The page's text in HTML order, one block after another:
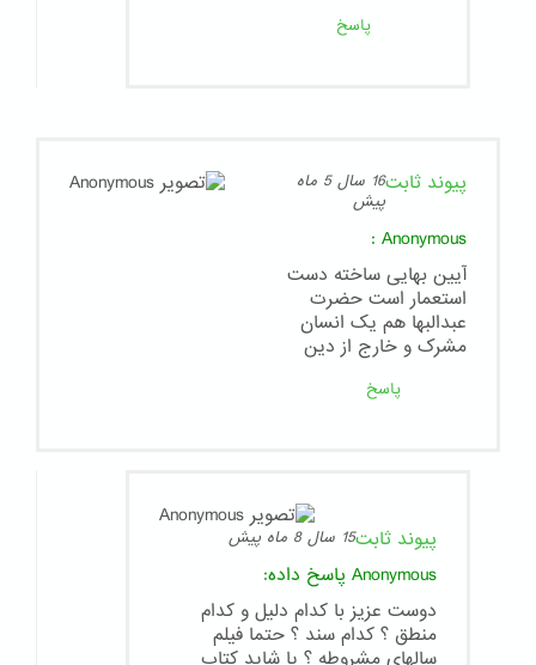
پاسخ
پیوند ثابت
16 سال 5 ماه
پیش
Anonymous
:
آیین بهایی ساخته دست
استعمار است حضرت
عبدالبها هم یک انسان
مشرک و خارج از دین
پاسخ
پیوند ثابت15 سال 8 ماه پیش
Anonymous پاسخ داده:
دوست عزیز با کدام دلیل و کدام
منطق ؟ کدام سند ؟ حتما فیلم